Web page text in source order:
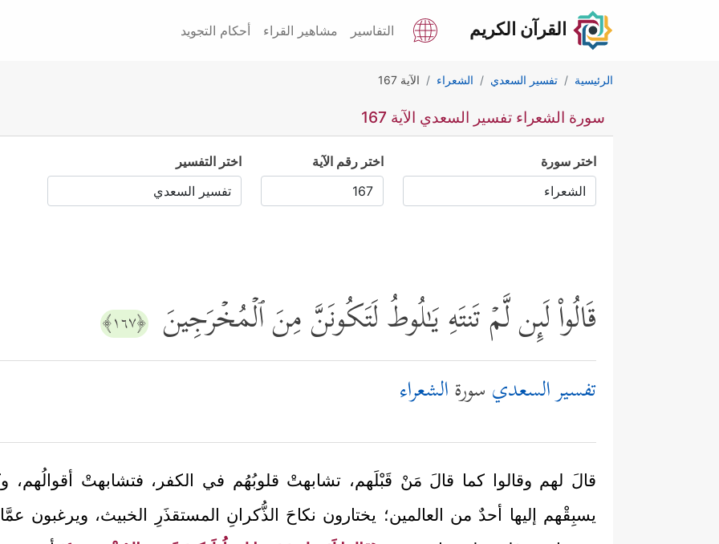
القرآن الكريم التفاسير مشاهير القراء أحكام التجويد
الرئيسية تفسير السعدي الشعراء الآية 167
سورة الشعراء تفسير السعدي الآية 167
اختر سورة اختر رقم الآية اختر التفسير
قَالُواْ لَىِٕن لَّمۡ تَنتَهِ یَـٰلُوطُ لَتَكُونَنَّ مِنَ ٱلۡمُخۡرَجِینَ ﴿١٦٧﴾
تفسير السعدي سورةالشعراء
قالَ لهم وقالوا كما قالَ مَنْ قَبْلَهم، تشابهتْ قلوبُهُم في الكفر، فتشابهتْ
يسبِقْهم إليها أحدٌ من العالمين؛ يختارون نكاحَ الذُّكرانِ المستقذَرِ الخبيث، ويرغبون